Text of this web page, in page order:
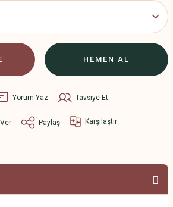
HEMEN AL
Yorum Yaz Tavsiye Et
Paylaş Karşılaştır